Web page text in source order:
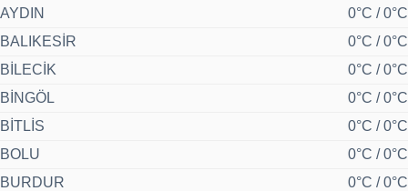
AYDIN
0°C / 0°C
BALIKESİR
0°C / 0°C
BİLECİK
0°C / 0°C
BİNGÖL
0°C / 0°C
BİTLİS
0°C / 0°C
BOLU
0°C / 0°C
BURDUR
0°C / 0°C